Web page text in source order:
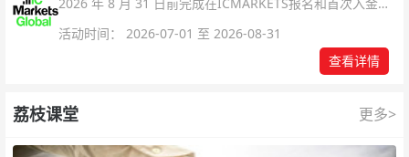
活动时间： 2026-07-01 至 2026-08-31
查看详情
荔枝课堂 更多>